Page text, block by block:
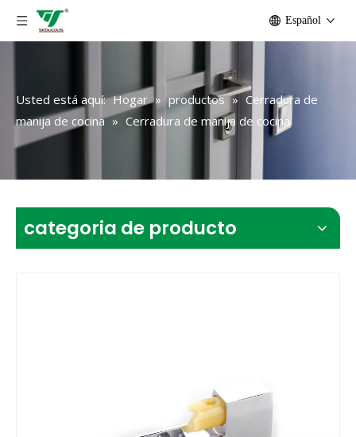
Español
Usted está aquí: Hogar » productos » Cerradura de
manija de cocina » Cerradura de manija de cocina
categoria de producto